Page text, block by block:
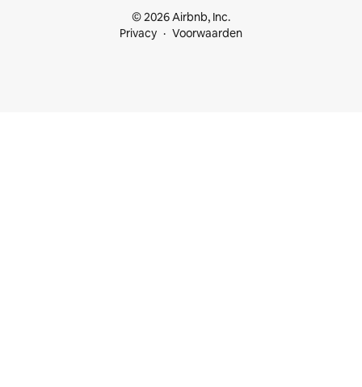
© 2026 Airbnb, Inc.
Privacy
Voorwaarden